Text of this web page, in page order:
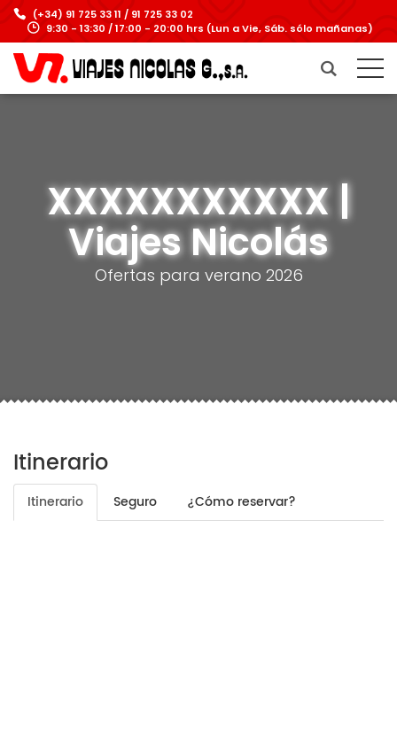
(+34) 91 725 33 11 / 91 725 33 02
9:30 - 13:30 / 17:00 - 20:00 hrs (Lun a Vie, Sáb. sólo mañanas)
XXXXXXXXXXX |
Viajes Nicolás
Ofertas para verano 2026
Itinerario
Itinerario Seguro ¿Cómo reservar?